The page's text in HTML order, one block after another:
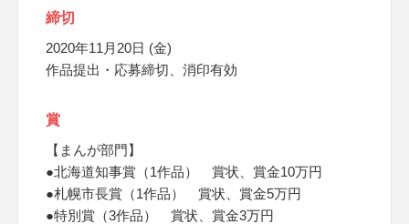
締切
2020年11月20日 (金)
作品提出・応募締切、消印有効
賞
【まんが部門】
●北海道知事賞（1作品） 賞状、賞金10万円
●札幌市長賞（1作品） 賞状、賞金5万円
●特別賞（3作品） 賞状、賞金3万円